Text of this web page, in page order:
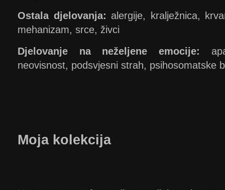
Ostala djelovanja: alergije, kralježnica,
mehanizam, srce, živci
Djelovanje na neželjene emocije:
neovisnost, podsvjesni strah, psihosomatske
Moja kolekcija